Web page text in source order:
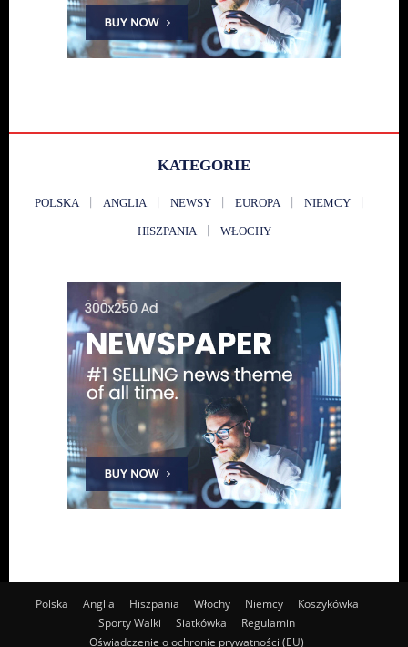
KATEGORIE
POLSKA ANGLIA NEWSY EUROPA NIEMCY
HISZPANIA WŁOCHY
Polska Anglia Hiszpania Włochy Niemcy
Koszykówka
Sporty Walki
Siatkówka
Regulamin
Oświadczenie o ochronie prywatności (EU)